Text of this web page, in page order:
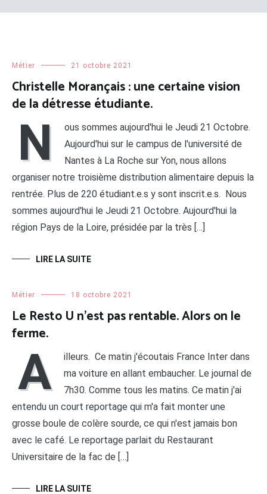
Métier 21 octobre 2021
Christelle Morançais : une certaine vision
de la détresse étudiante.
N
ous sommes aujourd'hui le Jeudi 21 Octobre.
Aujourd'hui sur le campus de l'université de
Nantes à La Roche sur Yon, nous allons
organiser notre troisième distribution alimentaire depuis la
rentrée. Plus de 220 étudiant.e.s y sont inscrit.e.s. Nous
sommes aujourd'hui le Jeudi 21 Octobre. Aujourd'hui la
région Pays de la Loire, présidée par la très […]
LIRE LA SUITE
Métier 18 octobre 2021
Le Resto U n’est pas rentable. Alors on le
ferme.
A
illeurs. Ce matin j'écoutais France Inter dans
ma voiture en allant embaucher. Le journal de
7h30. Comme tous les matins. Ce matin j'ai
entendu un court reportage qui m'a fait monter une
grosse boule de colère sourde, ce qui n'est jamais bon
avec le café. Le reportage parlait du Restaurant
Universitaire de la fac de […]
LIRE LA SUITE